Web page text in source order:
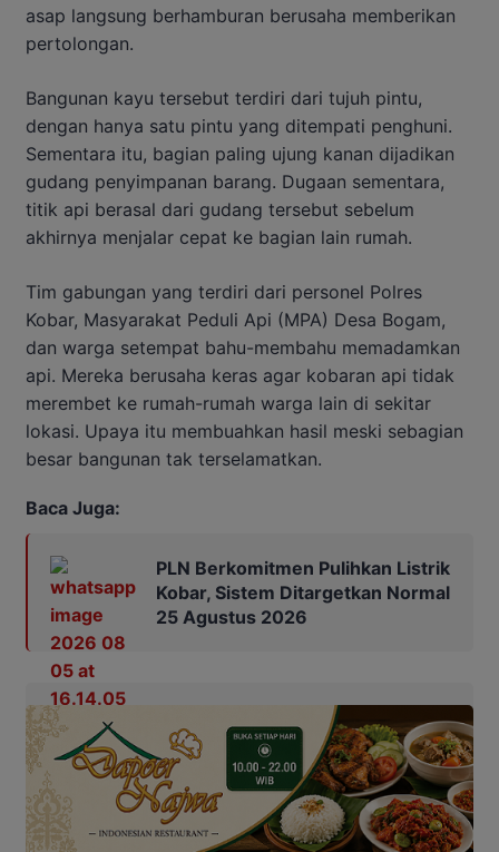
asap langsung berhamburan berusaha memberikan
pertolongan.
Bangunan kayu tersebut terdiri dari tujuh pintu,
dengan hanya satu pintu yang ditempati penghuni.
Sementara itu, bagian paling ujung kanan dijadikan
gudang penyimpanan barang. Dugaan sementara,
titik api berasal dari gudang tersebut sebelum
akhirnya menjalar cepat ke bagian lain rumah.
Tim gabungan yang terdiri dari personel Polres
Kobar, Masyarakat Peduli Api (MPA) Desa Bogam,
dan warga setempat bahu-membahu memadamkan
api. Mereka berusaha keras agar kobaran api tidak
merembet ke rumah-rumah warga lain di sekitar
lokasi. Upaya itu membuahkan hasil meski sebagian
besar bangunan tak terselamatkan.
Baca Juga:
PLN Berkomitmen Pulihkan Listrik
Kobar, Sistem Ditargetkan Normal
25 Agustus 2026